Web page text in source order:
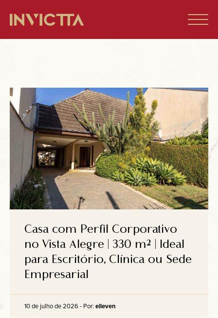
Imóveis à venda
Empreendimentos
Blog
Sobre nós
Anuncie
Contato
Casa com Perfil Corporativo
no Vista Alegre | 330 m² | Ideal
para Escritório, Clínica ou Sede
Empresarial
10 de julho de 2026 - Por: elleven